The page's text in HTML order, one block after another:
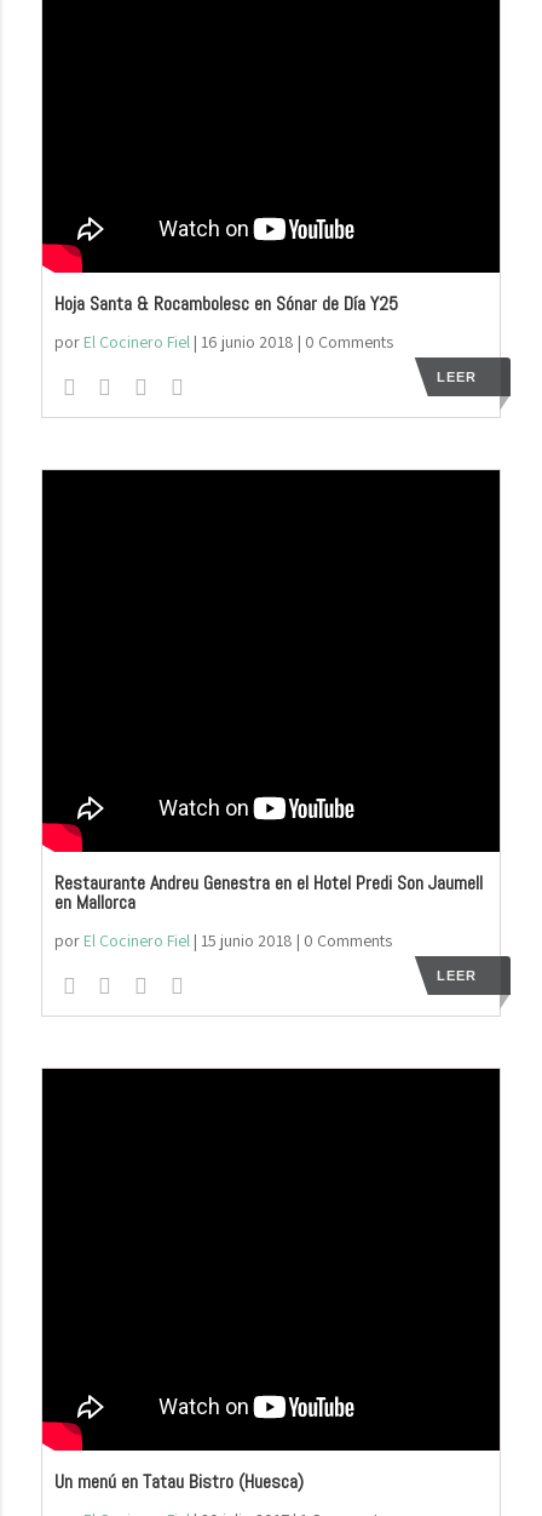
Hoja Santa & Rocambolesc en Sónar de Día Y25
por El Cocinero Fiel| 16 junio 2018 | 0 Comments
LEER
Restaurante Andreu Genestra en el Hotel Predi Son Jaumell
en Mallorca
por El Cocinero Fiel| 15 junio 2018 | 0 Comments
LEER
Un menú en Tatau Bistro (Huesca)